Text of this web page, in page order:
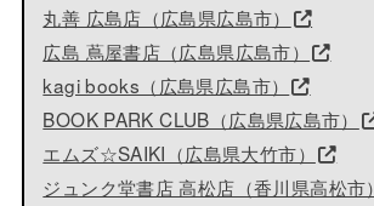
丸善 広島店（広島県広島市）
広島 蔦屋書店（広島県広島市）
kagi books（広島県広島市）
BOOK PARK CLUB（広島県広島市）
エムズ☆SAIKI（広島県大竹市）
ジュンク堂書店 高松店（香川県高松市）